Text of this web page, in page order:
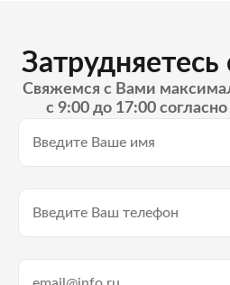
Свяжемся с Вами
с 9:00 до 17:00